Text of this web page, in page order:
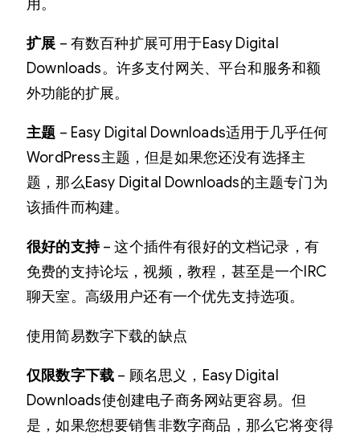
用。
扩展 – 有数百种扩展可用于Easy Digital
Downloads。许多支付网关、平台和服务和额
外功能的扩展。
主题 – Easy Digital Downloads适用于几乎任何
WordPress主题，但是如果您还没有选择主
题，那么Easy Digital Downloads的主题专门为
该插件而构建。
很好的支持– 这个插件有很好的文档记录，有
免费的支持论坛，视频，教程，甚至是一个IRC
聊天室。高级用户还有一个优先支持选项。
使用简易数字下载的缺点
仅限数字下载 – 顾名思义，Easy Digital
Downloads使创建电子商务网站更容易。但
是，如果您想要销售非数字商品，那么它将变得